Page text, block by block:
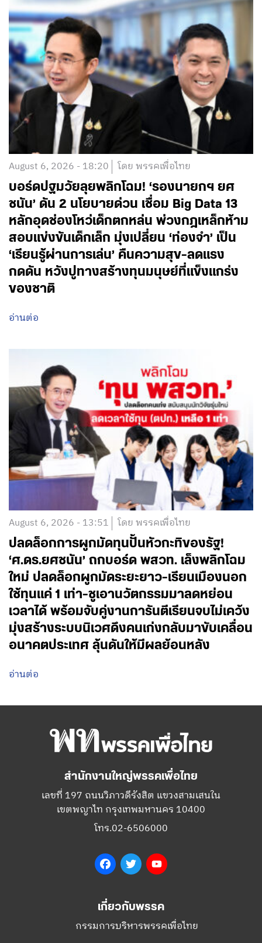
August 6, 2026 - 18:20 โดย พรรคเพื่อไทย
บอร์ดปฐมวัยลุยพลิกโฉม! ‘รองนายกฯ ยศ
ชนัน’ ดัน 2 นโยบายด่วน เชื่อม Big Data 13
หลักอุดช่องโหว่เด็กตกหล่น พ่วงกฎเหล็กห้าม
สอบแข่งขันเด็กเล็ก มุ่งเปลี่ยน ‘ท่องจำ’ เป็น
‘เรียนรู้ผ่านการเล่น’ คืนความสุข-ลดแรง
กดดัน หวังปูทางสร้างทุนมนุษย์ที่แข็งแกร่ง
ของชาติ
อ่านต่อ
August 6, 2026 - 13:51 โดย พรรคเพื่อไทย
ปลดล็อกการผูกมัดทุนปั้นหัวกะทิของรัฐ!
‘ศ.ดร.ยศชนัน’ ถกบอร์ด พสวท. เล็งพลิกโฉม
ใหม่ ปลดล็อกผูกมัดระยะยาว-เรียนเมืองนอก
ใช้ทุนแค่ 1 เท่า-ชูเอานวัตกรรมมาลดหย่อน
เวลาได้ พร้อมจับคู่งานการันตีเรียนจบไม่เคว้ง
มุ่งสร้างระบบนิเวศดึงคนเก่งกลับมาขับเคลื่อน
อนาคตประเทศ ลุ้นดันให้มีผลย้อนหลัง
อ่านต่อ
สำนักงานใหญ่พรรคเพื่อไทย
เลขที่ 197 ถนนวิภาวดีรังสิต แขวงสามเสนใน
เขตพญาไท กรุงเทพมหานคร 10400
โทร.02-6506000
FacebookTwitter
เกี่ยวกับพรรค
กรรมการบริหารพรรคเพื่อไทย